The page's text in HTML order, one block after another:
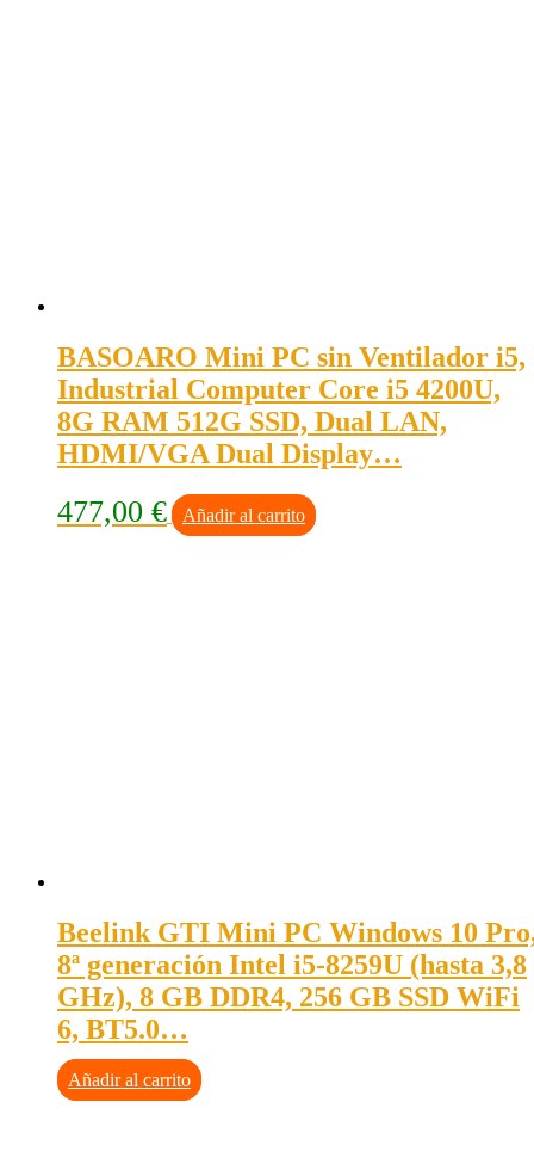
BASOARO Mini PC sin Ventilador i5,
Industrial Computer Core i5 4200U,
8G RAM 512G SSD, Dual LAN,
HDMI/VGA Dual Display…
477,00 € Añadir al carrito
Beelink GTI Mini PC Windows 10
8ª generación Intel i5-8259U (hasta 3,8
GHz), 8 GB DDR4, 256 GB SSD WiFi
6, BT5.0…
Añadir al carrito